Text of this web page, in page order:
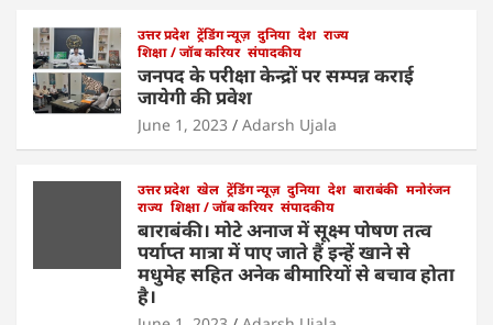
s
A
p
p
e
b
o
o
k
er e
dI
n
l e
उत्तर प्रदेश ट्रेंडिंग न्यूज़ दुनिया देश राज्य
शिक्षा / जॉब करियर संपादकीय
जनपद के परीक्षा केन्द्रों पर सम्पन्न कराई
जायेगी की प्रवेश
June 1, 2023 Adarsh Ujala
उत्तर प्रदेश खेल ट्रेंडिंग न्यूज़ दुनिया देश बाराबंकी मनोरंजन
राज्य शिक्षा / जॉब करियर संपादकीय
बाराबंकी। मोटे अनाज में सूक्ष्म पोषण तत्व
पर्याप्त मात्रा में पाए जाते हैं इन्हें खाने से
मधुमेह सहित अनेक बीमारियों से बचाव होता
है।